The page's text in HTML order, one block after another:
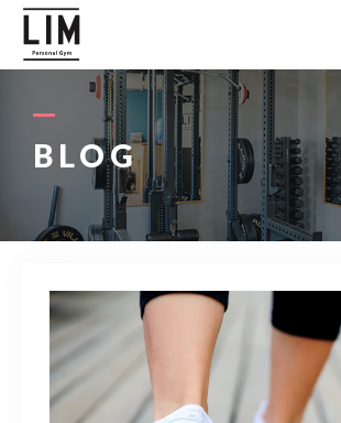
BLOG
LIMについて
料金システム
お客様の声
ブログ
アクセス